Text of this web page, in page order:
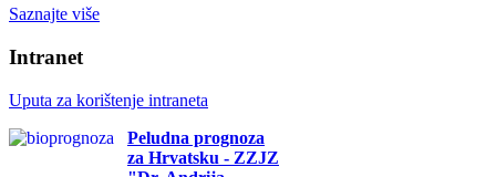
Saznajte više
Intranet
Uputa za korištenje intraneta
Peludna prognoza
za Hrvatsku - ZZJZ